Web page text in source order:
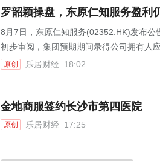
罗韶颖操盘，东原仁知服务盈利
8月7日，东原仁知服务(02352.HK)发布
初步审阅，集团预期期间录得公司拥有人
原创 乐居财经 18:02
金地商服签约长沙市第四医院
原创 乐居财经 17:25